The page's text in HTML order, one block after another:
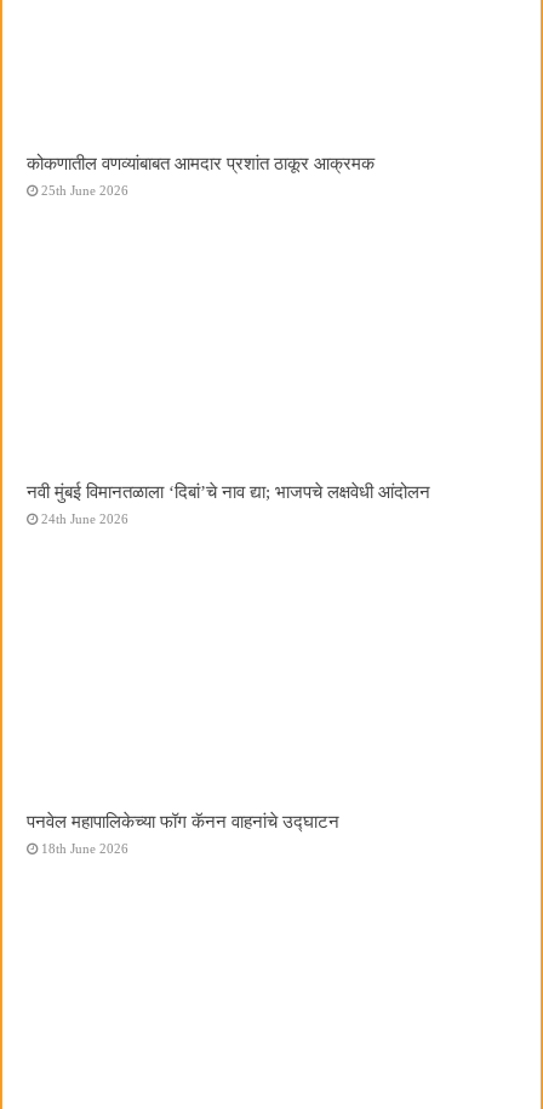
कोकणातील वणव्यांबाबत आमदार प्रशांत ठाकूर आक्रमक
25th June 2026
नवी मुंबई विमानतळाला ‌‘दिबां‌’चे नाव द्या; भाजपचे लक्षवेधी आंदोलन
24th June 2026
पनवेल महापालिकेच्या फॉग कॅनन वाहनांचे उद्घाटन
18th June 2026